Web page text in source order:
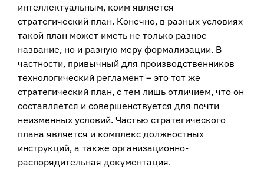
интеллектуальным, коим является
стратегический план. Конечно, в разных условиях
такой план может иметь не только разное
название, но и разную меру формализации. В
частности, привычный для производственников
технологический регламент – это тот же
стратегический план, с тем лишь отличием, что он
составляется и совершенствуется для почти
неизменных условий. Частью стратегического
плана является и комплекс должностных
инструкций, а также организационно-
распорядительная документация.